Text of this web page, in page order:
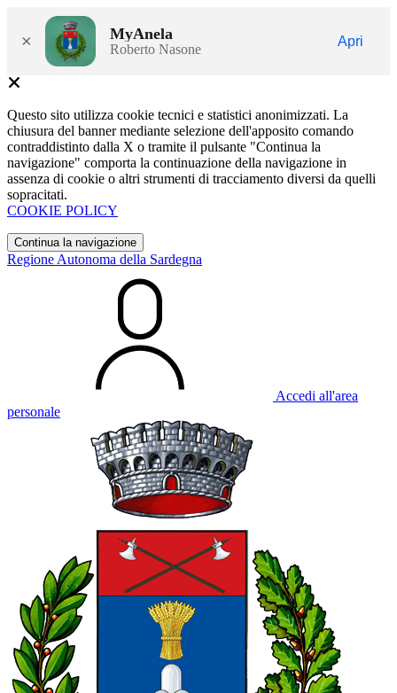
× MyAnela
Roberto Nasone
Apri
Questo sito utilizza cookie tecnici e statistici anonimizzati. La
chiusura del banner mediante selezione dell'apposito comando
contraddistinto dalla X o tramite il pulsante "Continua la
navigazione" comporta la continuazione della navigazione in
assenza di cookie o altri strumenti di tracciamento diversi da quelli
sopracitati.
COOKIE POLICY
Continua la navigazione
Regione Autonoma della Sardegna
Accedi all'area
personale